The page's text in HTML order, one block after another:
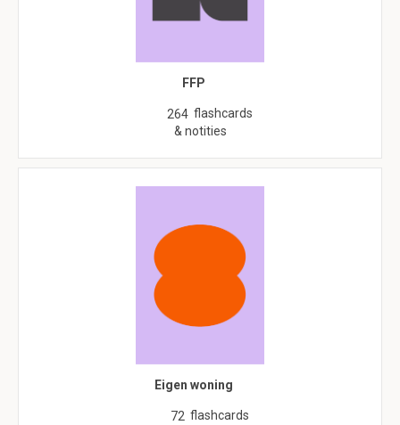
FFP
264 flashcards
& notities
Eigen woning
72 flashcards